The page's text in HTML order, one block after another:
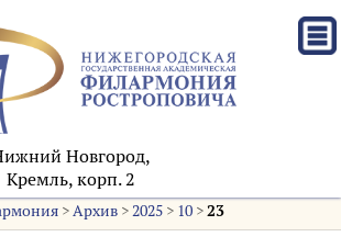
Новгород,
Кремль, корп. 2
>Архив >2025 > 10 >23